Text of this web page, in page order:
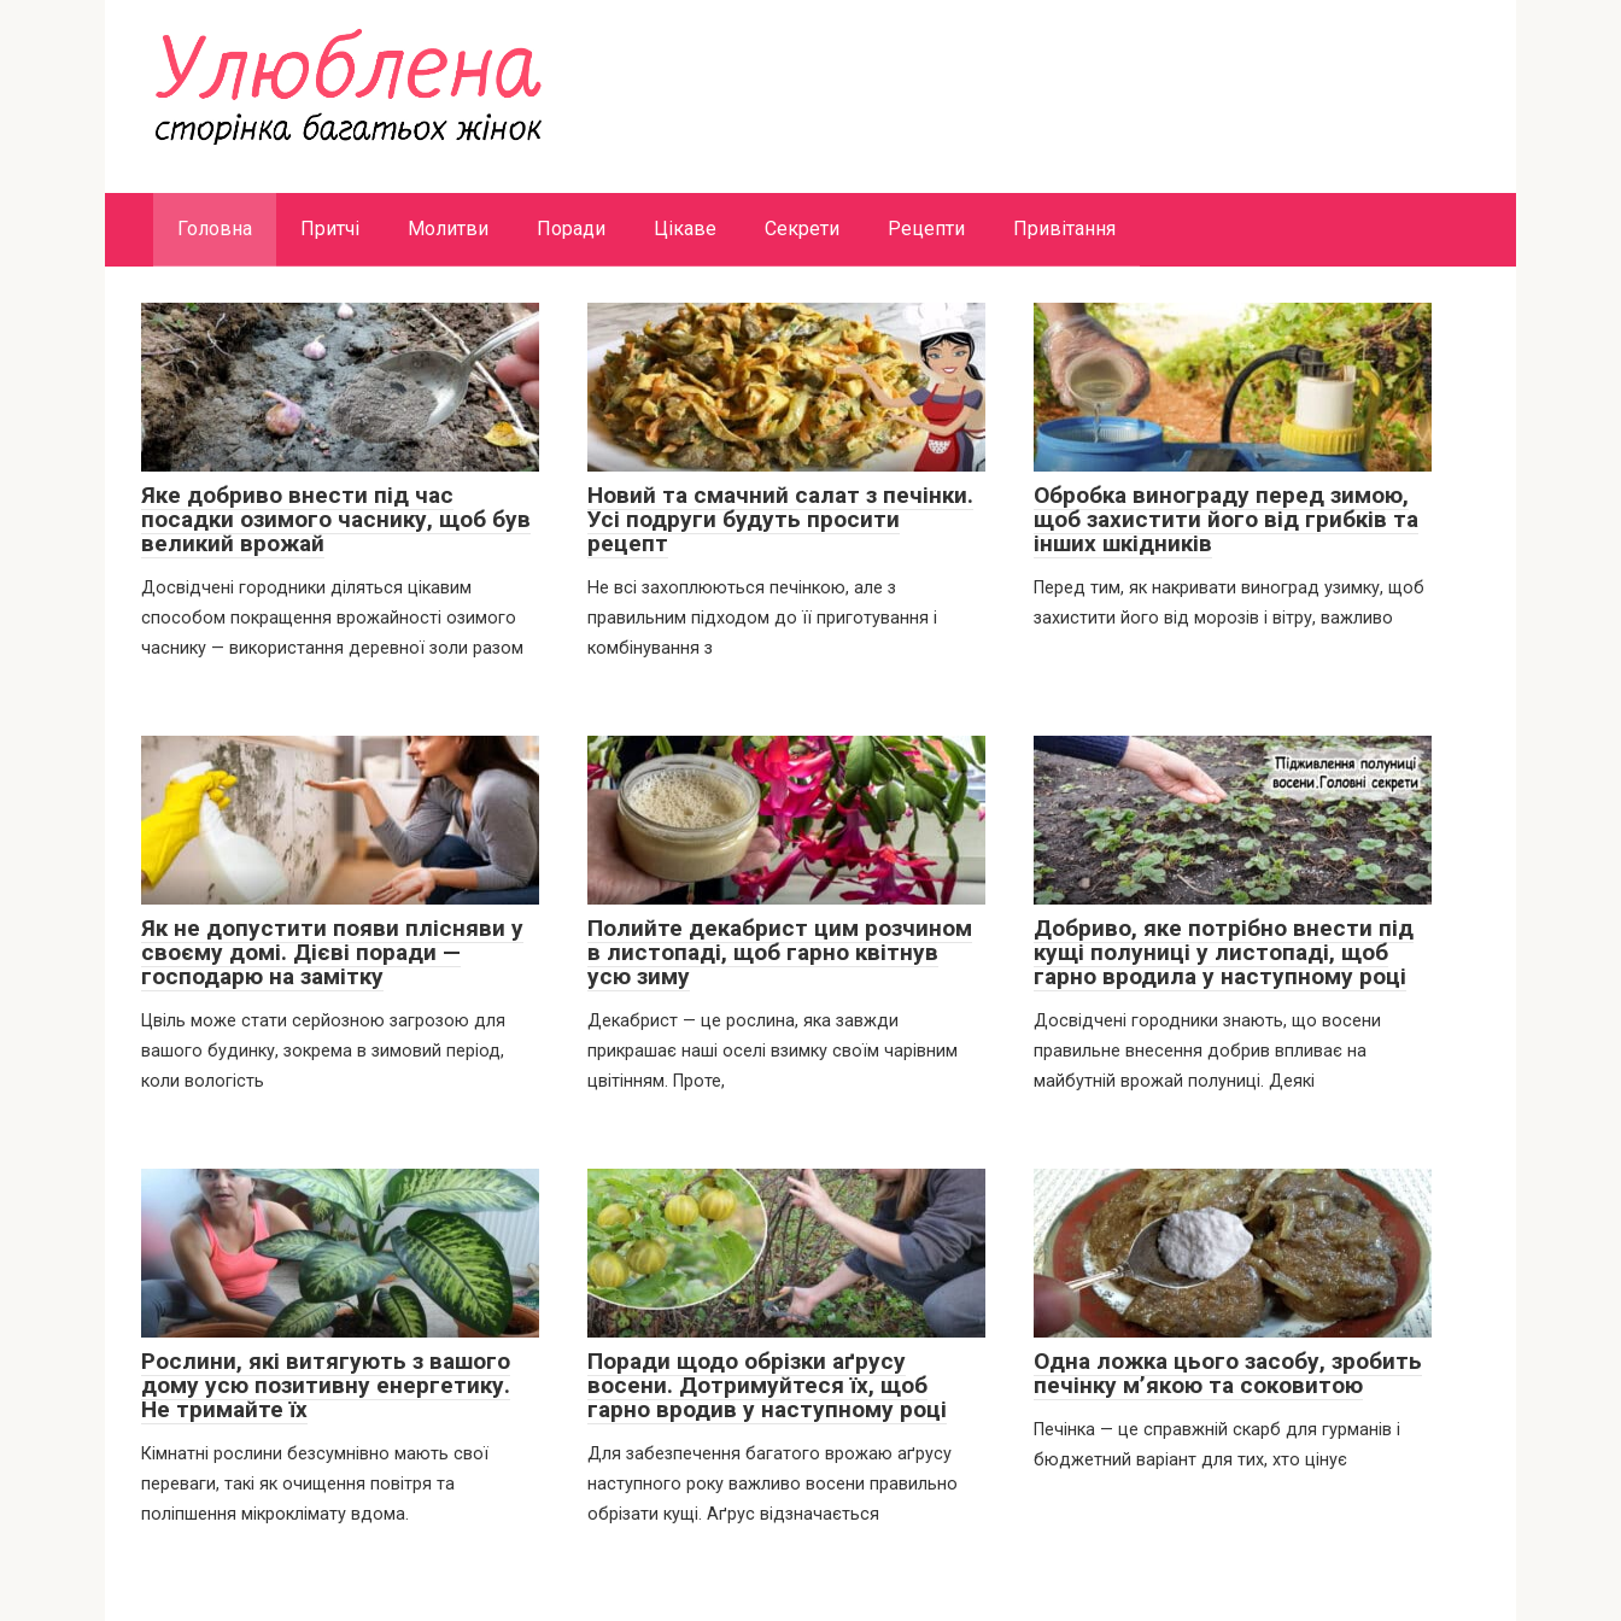
Головна Притчі Молитви Поради Цікаве Секрети Рецепти Привітання
Яке добриво внести під час
посадки озимого часнику, щоб був
великий врожай
Досвідчені городники діляться цікавим
способом покращення врожайності озимого
часнику — використання деревної золи разом
Новий та смачний салат з печінки.
Усі подруги будуть просити
рецепт
Не всі захоплюються печінкою, але з
правильним підходом до її приготування і
комбінування з
Обробка винограду перед зимою,
щоб захистити його від грибків та
інших шкідників
Перед тим, як накривати виноград узимку, щоб
захистити його від морозів і вітру, важливо
Як не допустити появи плісняви у
своєму домі. Дієві поради —
господарю на замітку
Цвіль може стати серйозною загрозою для
вашого будинку, зокрема в зимовий період,
коли вологість
Полийте декабрист цим розчином
в листопаді, щоб гарно квітнув
усю зиму
Декабрист — це рослина, яка завжди
прикрашає наші оселі взимку своїм чарівним
цвітінням. Проте,
Добриво, яке потрібно внести під
кущі полуниці у листопаді, щоб
гарно вродила у наступному році
Досвідчені городники знають, що восени
правильне внесення добрив впливає на
майбутній врожай полуниці. Деякі
Рослини, які витягують з вашого
дому усю позитивну енергетику.
Не тримайте їх
Кімнатні рослини безсумнівно мають свої
переваги, такі як очищення повітря та
поліпшення мікроклімату вдома.
Поради щодо обрізки аґрусу
восени. Дотримуйтеся їх, щоб
гарно вродив у наступному році
Для забезпечення багатого врожаю аґрусу
наступного року важливо восени правильно
обрізати кущі. Аґрус відзначається
Одна ложка цього засобу, зробить
печінку м’якою та соковитою
Печінка — це справжній скарб для гурманів і
бюджетний варіант для тих, хто цінує